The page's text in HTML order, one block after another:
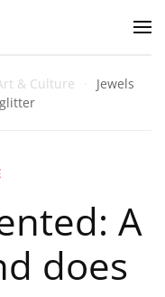
& Culture
Jewels
A
does